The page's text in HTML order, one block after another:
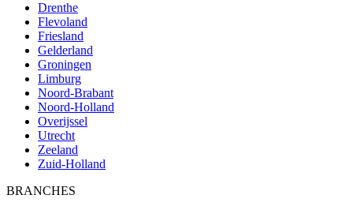
Drenthe
Flevoland
Friesland
Gelderland
Groningen
Limburg
Noord-Brabant
Noord-Holland
Overijssel
Utrecht
Zeeland
Zuid-Holland
BRANCHES